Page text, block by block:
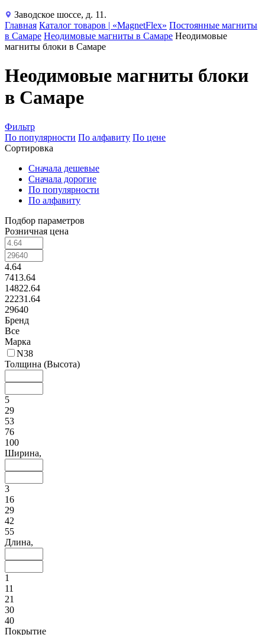
Заводское шоссе, д. 11.
Главная Каталог товаров | «MagnetFlex» Постоянные магниты
в Самаре Неодимовые магниты в Самаре Неодимовые
магниты блоки в Самаре
Неодимовые магниты блоки
в Самаре
Фильтр
По популярности По алфавиту По цене
Сортировка
Сначала дешевые
Сначала дорогие
По популярности
По алфавиту
Подбор параметров
Розничная цена
4.64
7413.64
14822.64
22231.64
29640
Бренд
Все
Марка
N38
Толщина (Высота)
5
29
53
76
100
Ширина,
3
16
29
42
55
Длина,
1
11
21
30
40
Покрытие